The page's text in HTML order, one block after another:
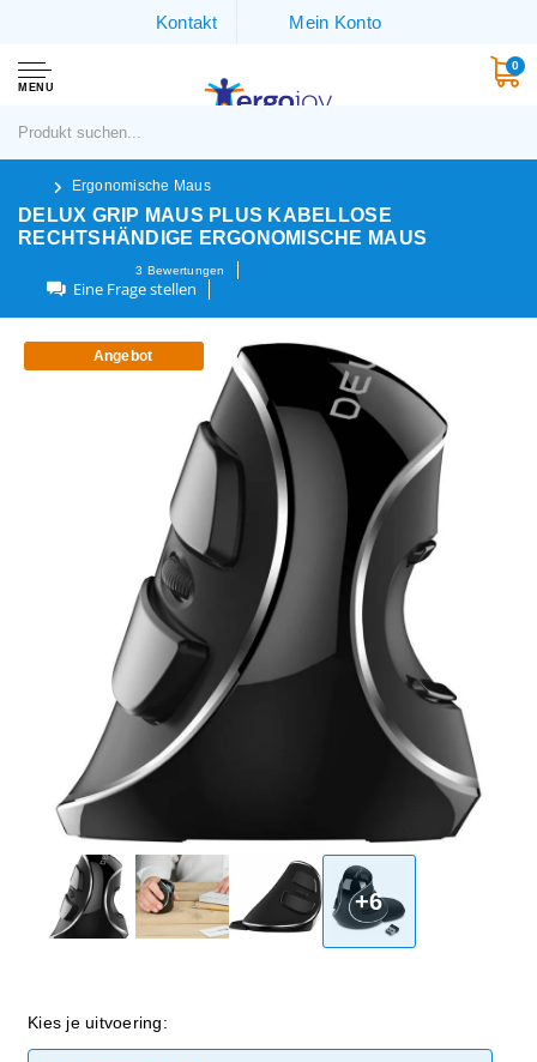
Kontakt Mein Konto
MENU
0
Ergonomische Maus
DELUX GRIP MAUS PLUS KABELLOSE
RECHTSHÄNDIGE ERGONOMISCHE MAUS
3 Bewertungen
Eine Frage stellen
Angebot
+6
Kies je uitvoering: